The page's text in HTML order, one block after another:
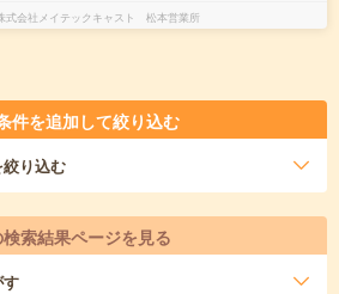
式会社メイテックキャスト 松本営業所
件を追加して絞り込む
り込む
索結果ページを見る